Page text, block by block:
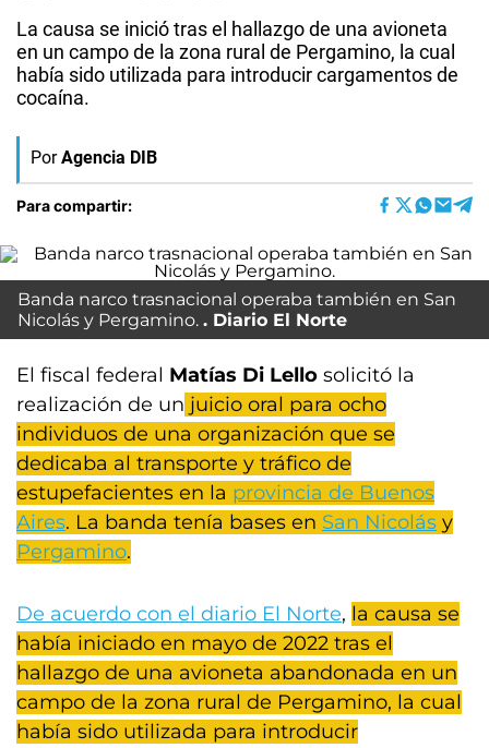
La causa se inició tras el hallazgo de una avioneta
en un campo de la zona rural de Pergamino, la cual
había sido utilizada para introducir cargamentos de
cocaína.
Por Agencia DIB
Para compartir:
Banda narco trasnacional operaba también en San
Nicolás y Pergamino.
Diario El Norte
El fiscal federal Matías Di Lello solicitó la
realización de un juicio oral para ocho
individuos de una organización que se
dedicaba al transporte y tráfico de
estupefacientes en la provincia de Buenos
Aires. La banda tenía bases en San Nicolás y
Pergamino.
De acuerdo con el diario El Norte, la causa se
había iniciado en mayo de 2022 tras el
hallazgo de una avioneta abandonada en un
campo de la zona rural de Pergamino, la cual
había sido utilizada para introducir